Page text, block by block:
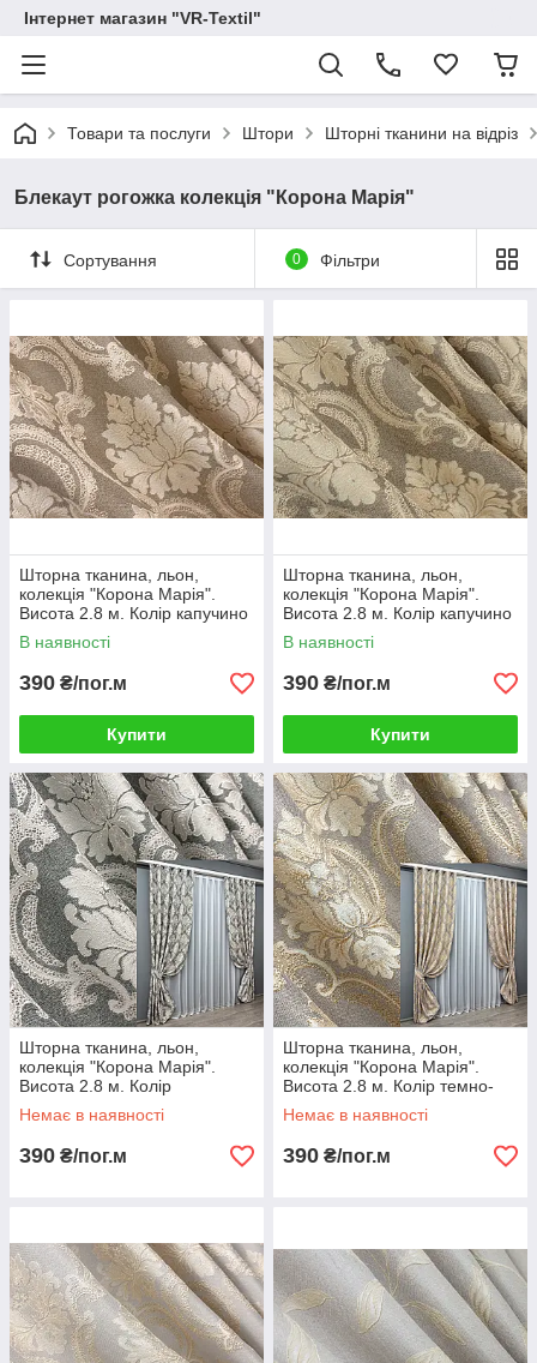
Інтернет магазин "VR-Textil"
Товари та послуги Штори Шторні тканини на відріз
Блекаут рогожка колекція "Корона Марія"
Сортування 0 Фільтри
Шторна тканина, льон,
колекція "Корона Марія".
Висота 2.8 м. Колір капучино
з бежевим. Код 1269ш
В наявності
390 ₴/пог.м
Купити
Шторна тканина, льон,
колекція "Корона Марія".
Висота 2.8 м. Колір капучино
з бежевим. Код 1271ш
В наявності
390 ₴/пог.м
Купити
Шторна тканина, льон,
колекція "Корона Марія".
Висота 2.8 м. Колір
графітовий з світло-бежевим.
Код 1266ш
Немає в наявності
390 ₴/пог.м
Шторна тканина, льон,
колекція "Корона Марія".
Висота 2.8 м. Колір темно-
сірий з золотистим. Код
1265ш
Немає в наявності
390 ₴/пог.м